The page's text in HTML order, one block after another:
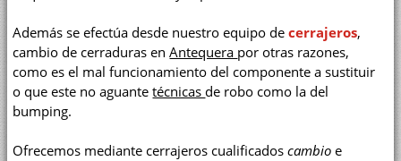
Además se efectúa desde nuestro equipo decerrajeros,
cambio de cerraduras enAntequera por otras razones,
como es el mal funcionamiento del componente a sustituir
o que este no aguantetécnicasde robo como la del
bumping.
Ofrecemos mediante cerrajeros cualificadoscambioe